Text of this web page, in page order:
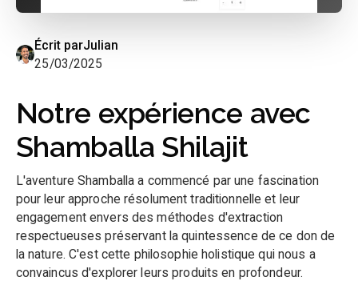
Écrit parJulian
25/03/2025
Notre expérience avec
Shamballa Shilajit
L'aventure Shamballa a commencé par une fascination
pour leur approche résolument traditionnelle et leur
engagement envers des méthodes d'extraction
respectueuses préservant la quintessence de ce don de
la nature. C'est cette philosophie holistique qui nous a
convaincus d'explorer leurs produits en profondeur.